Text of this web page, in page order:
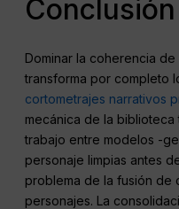
Conclusión
Dominar la coherencia
transforma por completo
cortometrajes narrativos
mecánica de la
trabajo entre modelos -
personaje limpias antes
problema de la fusión de
personajes. La